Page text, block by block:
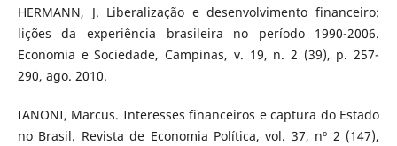
HERMANN, J. Liberalização e desenvolvimento financeiro:
lições da experiência brasileira no período 1990-2006.
Economia e Sociedade, Campinas, v. 19, n. 2 (39), p. 257-
290, ago. 2010.
IANONI, Marcus. Interesses financeiros e captura do Estado
no Brasil. Revista de Economia Política, vol. 37, nº 2 (147),